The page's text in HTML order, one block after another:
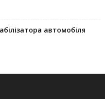
автомобіля